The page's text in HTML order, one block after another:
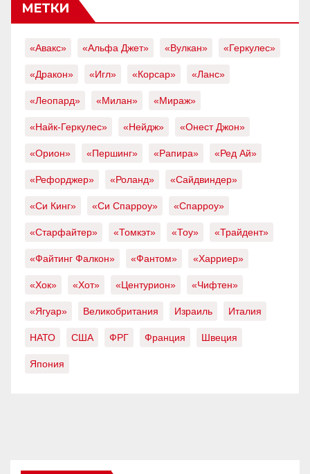
МЕТКИ
«Авакс» «Альфа Джет» «Вулкан» «Геркулес»
«Дракон» «Игл» «Корсар» «Ланс»
«Леопард» «Милан» «Мираж»
«Найк-Геркулес» «Нейдж» «Онест Джон»
«Орион» «Першинг» «Рапира» «Ред Ай»
«Рефорджер» «Роланд» «Сайдвиндер»
«Си Кинг» «Си Спарроу» «Спарроу»
«Старфайтер» «Томкэт» «Тоу» «Трайдент»
«Файтинг Фалкон» «Фантом» «Харриер»
«Хок» «Хот» «Центурион» «Чифтен»
«Ягуар» Великобритания Израиль Италия
НАТО США ФРГ Франция Швеция
Япония